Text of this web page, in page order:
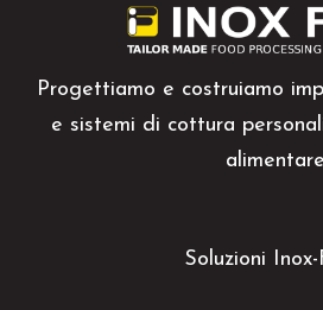
Progettiamo e costruiamo
e sistemi di cottura
alimentare
Soluzioni Inox-